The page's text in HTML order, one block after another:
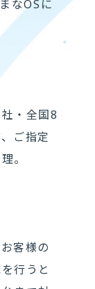
なOSに
・全国8
ご指定
。
客様の
行うと